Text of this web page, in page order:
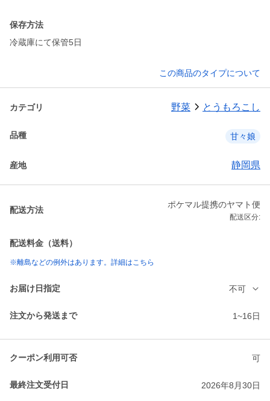
保存方法
冷蔵庫にて保管5日
この商品のタイプについて
カテゴリ 野菜 とうもろこし
品種 甘々娘
産地 静岡県
配送方法
ポケマル提携のヤマト便
配送区分:
配送料金（送料）
※離島などの例外はあります。詳細はこちら
お届け日指定 不可
注文から発送まで 1~16日
クーポン利用可否 可
最終注文受付日 2026年8月30日